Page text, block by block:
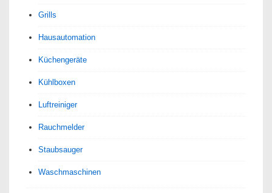
Grills
Hausautomation
Küchengeräte
Kühlboxen
Luftreiniger
Rauchmelder
Staubsauger
Waschmaschinen